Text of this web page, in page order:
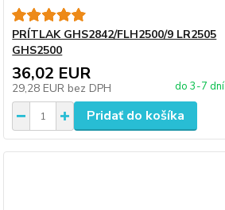
PRÍTLAK GHS2842/FLH2500/9 LR2505
GHS2500
36,02 EUR
29,28 EUR bez DPH do 3-7 dní
Pridať do košíka